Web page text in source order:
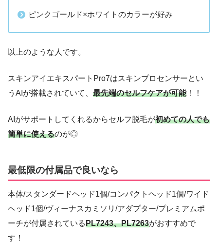
ピンクゴールド×ホワイトのカラーが好み
以上のような人です。
スキンアイエキスパートPro7はスキンプロセンサーとい
うAIが搭載されていて、 最先端のセルフケアが可能！！
AIがサポートしてくれるからセルフ脱毛が初めての人でも
簡単に使えるのが◎
最低限の付属品で良いなら
本体/スタンダードヘッド1個/コンパクトヘッド1個/ワイド
ヘッド1個/ヴィーナスカミソリ/アダプター/プレミアムポ
ーチが付属されているPL7243、PL7263がおすすめで
す！